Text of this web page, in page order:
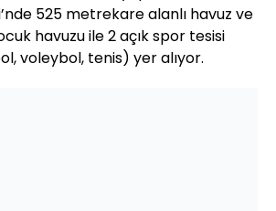
525 metrekare alanlı havuz ve
havuzu ile 2 açık spor tesisi
voleybol, tenis) yer alıyor.